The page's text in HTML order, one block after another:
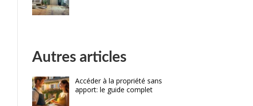
Autres articles
Accéder à la propriété sans
apport: le guide complet